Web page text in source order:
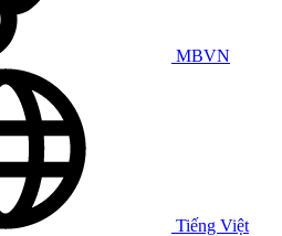
MBVN
Tiếng Việt